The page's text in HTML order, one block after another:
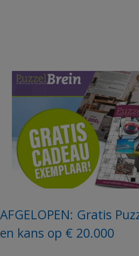
AFGELOPEN: Gratis
en kans op € 20.000